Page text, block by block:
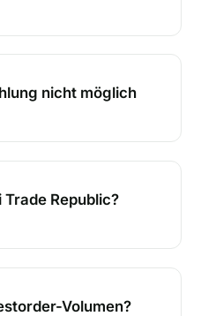
nicht möglich
nicht möglich
Republic?
Republic?
Volumen?
Volumen?